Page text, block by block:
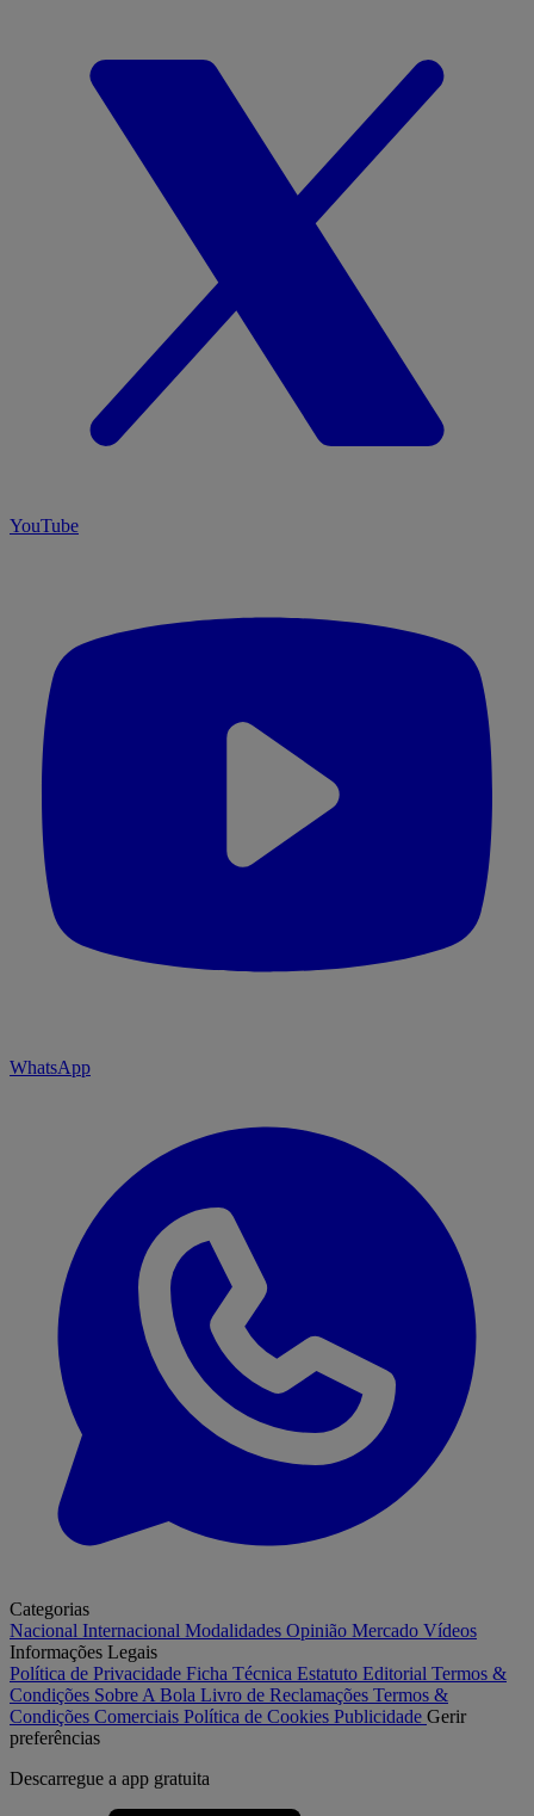
YouTube
WhatsApp
Categorias
Nacional Internacional Modalidades Opinião Mercado Vídeos
Informações Legais
Política de Privacidade Ficha Técnica Estatuto Editorial Termos &
Condições Sobre A Bola Livro de Reclamações Termos &
Condições Comerciais Política de Cookies Publicidade Gerir
preferências
Descarregue a app gratuita